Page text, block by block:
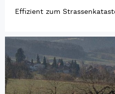
Effizient zum